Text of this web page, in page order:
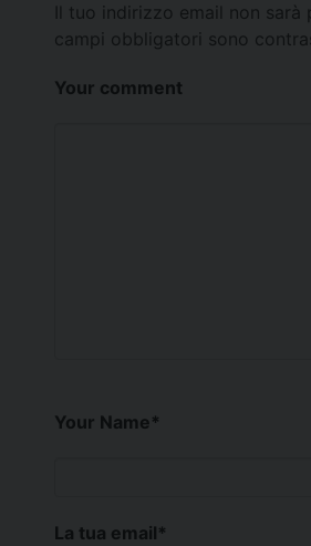
Il tuo indirizzo email non sarà
campi obbligatori sono
Your comment
Your Name*
La tua email*